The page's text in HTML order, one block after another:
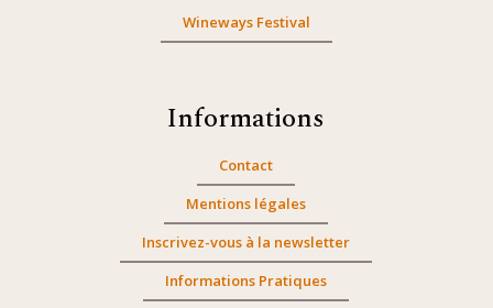
Wineways Festival
Informations
Contact
Mentions légales
Inscrivez-vous à la newsletter
Informations Pratiques